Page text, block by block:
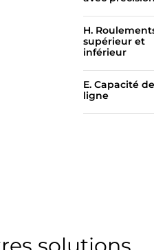
H.
supérieur et
inférieur
E. Capacité
ligne